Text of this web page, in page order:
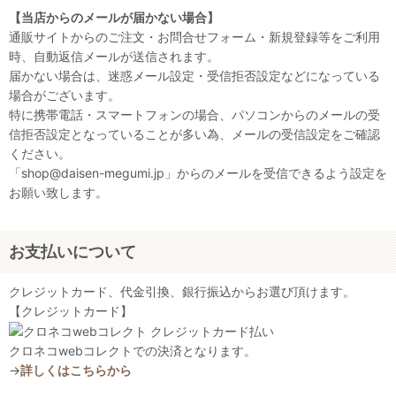
【当店からのメールが届かない場合】
通販サイトからのご注文・お問合せフォーム・新規登録等をご利用
時、自動返信メールが送信されます。
届かない場合は、迷惑メール設定・受信拒否設定などになっている
場合がございます。
特に携帯電話・スマートフォンの場合、パソコンからのメールの受
信拒否設定となっていることが多い為、メールの受信設定をご確認
ください。
「shop@daisen-megumi.jp」からのメールを受信できるよう設定を
お願い致します。
お支払いについて
クレジットカード、代金引換、銀行振込からお選び頂けます。
【クレジットカード】
クロネコwebコレクトでの決済となります。
→詳しくはこちらから